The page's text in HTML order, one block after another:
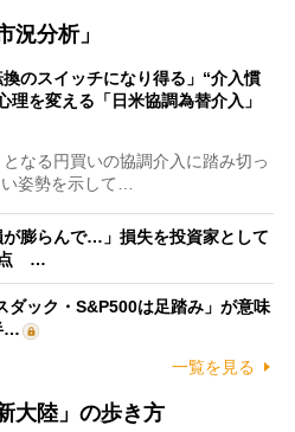
況分析」
換のスイッチになり得る」“介入慣
理を変える「日米協調為替介入」
なる円買いの協調介入に踏み切っ
姿勢を示して…
が膨らんで…」損失を投資家として
点 …
ダック・S&P500は足踏み」が意味
…
一覧を見る
大陸」の歩き方